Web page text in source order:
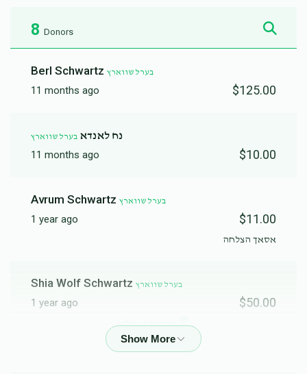
8 Donors
Berl Schwartz בערל שווארץ
11 months ago $125.00
נח לאנדא בערל שווארץ
11 months ago $10.00
Avrum Schwartz בערל שווארץ
1 year ago $11.00
אסאך הצלחה
Shia Wolf Schwartz בערל שווארץ
1 year ago $50.00
שדכנות געלט